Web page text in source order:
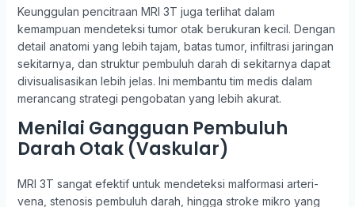
Keunggulan pencitraan MRI 3T juga terlihat dalam
kemampuan mendeteksi tumor otak berukuran kecil. Dengan
detail anatomi yang lebih tajam, batas tumor, infiltrasi jaringan
sekitarnya, dan struktur pembuluh darah di sekitarnya dapat
divisualisasikan lebih jelas. Ini membantu tim medis dalam
merancang strategi pengobatan yang lebih akurat.
Menilai Gangguan Pembuluh
Darah Otak (Vaskular)
MRI 3T sangat efektif untuk mendeteksi malformasi arteri-
vena, stenosis pembuluh darah, hingga stroke mikro yang